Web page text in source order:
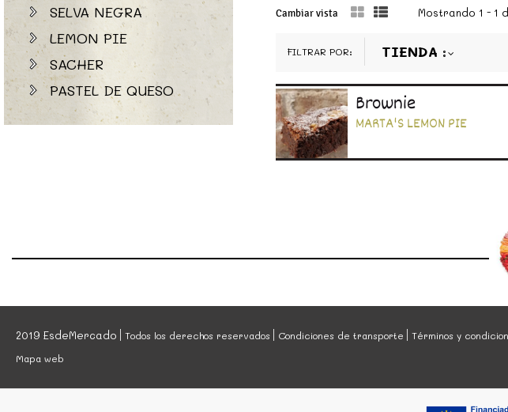
Cambiar vista Mostrando 1 - 1
FILTRAR POR: TIENDA
Brownie
MARTA'S LEMON PIE
SELVA NEGRA
LEMON PIE
SACHER
PASTEL DE QUESO
2019 EsdeMercado Todos los derechos reservados Condiciones de transporte Términos y
Mapa web